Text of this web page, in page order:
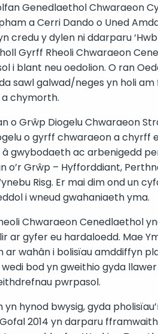
Genedlaethol Chwaraeon
a Cerri Dando o Uned
credu y dylen ni ddarparu
Gyrff Rheoli Chwaraeon
i blant neu oedolion. O ran
sawl galwad/neges yn holi
chymorth.
o Grŵp Diogelu Chwaraeon
o gyrff chwaraeon a chyrff
gwybodaeth ac arbenigedd
o’r Grŵp – Hyfforddiant,
Risg. Er mai dim ond un
i wneud gwahaniaeth yma.
Chwaraeon Cenedlaethol
ar gyfer eu hardaloedd. Mae
ar wahân i bolisïau amddiffyn
wedi bod yn gweithio gyda
pwrpasol.
hynod bwysig, gyda
2014 yn darparu